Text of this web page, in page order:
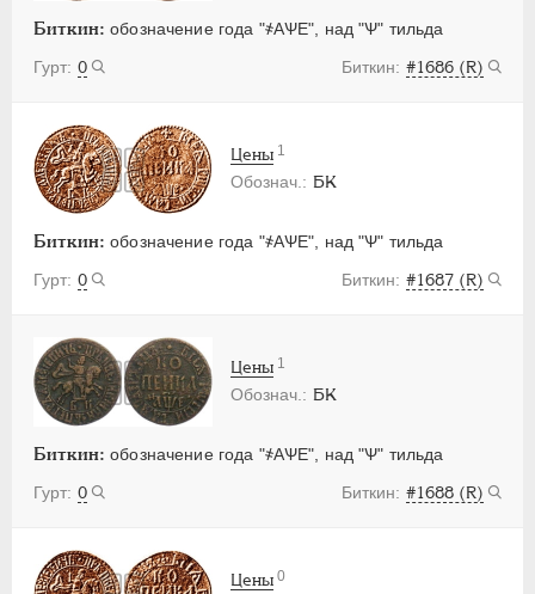
Биткин: обозначение года "҂АѰЕ", над "Ѱ" тильда
0
#1686 (R)
БК
Биткин: обозначение года "҂АѰЕ", над "Ѱ" тильда
0
#1687 (R)
Цены 1
БК
Биткин: обозначение года "҂АѰЕ", над "Ѱ" тильда
0
#1688 (R)
Цены 1
Цены 0